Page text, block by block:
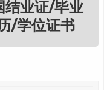
业证/毕业
/学位证书